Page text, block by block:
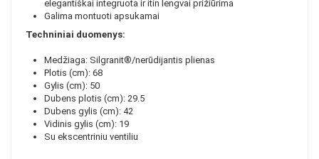
elegantiškai integruota ir itin lengvai prižiūrima
Galima montuoti apsukamai
Techniniai duomenys:
Medžiaga: Silgranit®/nerūdijantis plienas
Plotis (cm): 68
Gylis (cm): 50
Dubens plotis (cm): 29.5
Dubens gylis (cm): 42
Vidinis gylis (cm): 19
Su ekscentriniu ventiliu